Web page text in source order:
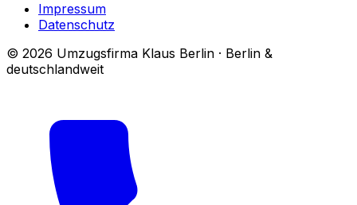
Impressum
Datenschutz
© 2026 Umzugsfirma Klaus Berlin · Berlin &
deutschlandweit